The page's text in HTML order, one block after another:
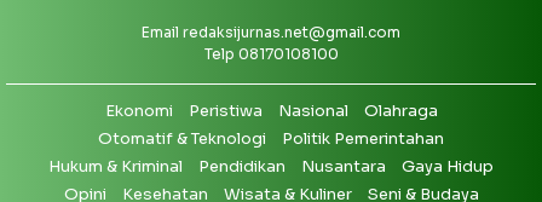
Email redaksijurnas.net@gmail.com
Telp 08170108100
Ekonomi Peristiwa Nasional
Olahraga
Otomatif & Teknologi
Politik Pemerintahan
Hukum & Kriminal
Pendidikan Nusantara
Gaya Hidup
Opini
Kesehatan Wisata & Kuliner Seni & Budaya